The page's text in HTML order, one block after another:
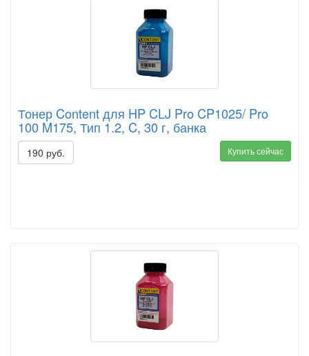
Тонер Content для HP CLJ Pro CP1025/ Pro
100 M175, Тип 1.2, C, 30 г, банка
190 руб. Купить сейчас